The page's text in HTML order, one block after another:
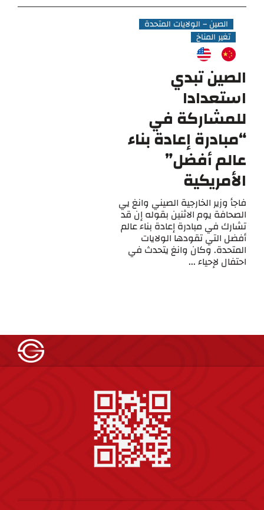
الصين – الولايات المتحدة
تغير المناخ
الصين تبدي
استعدادا
للمشاركة في
“مبادرة إعادة بناء
عالم أفضل”
الأمريكية
فاجأ وزير الخارجية الصيني وانغ يي
الصحافة يوم الاثنين بقوله إن قد
تشارك في مبادرة إعادة بناء عالم
أفضل التي تقودها الولايات
المتحدة. وكان وانغ يتحدث في
احتفال لإحياء ...